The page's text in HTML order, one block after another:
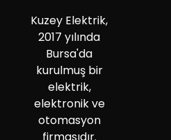
Kuzey Elektrik,
2017 yılında
Bursa'da
kurulmuş bir
elektrik,
elektronik ve
otomasyon
firmasıdır.